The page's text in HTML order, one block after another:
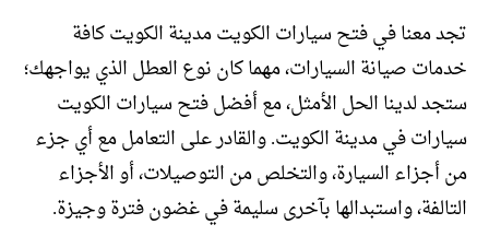
تجد معنا في فتح سيارات الكويت مدينة الكويت كافة
خدمات صيانة السيارات، مهما كان نوع العطل الذي يواجهك؛
ستجد لدينا الحل الأمثل، مع أفضل فتح سيارات الكويت
سيارات في مدينة الكويت. والقادر على التعامل مع أي جزء
من أجزاء السيارة، والتخلص من التوصيلات، أو الأجزاء
التالفة، واستبدالها بآخرى سليمة في غضون فترة وجيزة.